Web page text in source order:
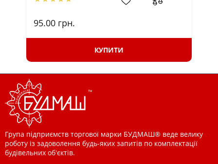
95.00 грн.
КУПИТИ
Група підприємств торгової марки БУДМАШ® веде велику
роботу із задоволення будь-яких запитів по комплектації
будівельних об'єктів.